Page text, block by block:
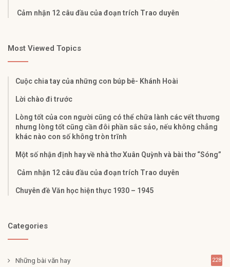
Cảm nhận 12 câu đầu của đoạn trích Trao duyên
Most Viewed Topics
Cuộc chia tay của những con búp bê- Khánh Hoài
Lời chào đi trước
Lòng tốt của con người cũng có thể chữa lành các vết thương
nhưng lòng tốt cũng cần đôi phần sắc sảo, nếu không chẳng
khác nào con số không tròn trĩnh
Một số nhận định hay về nhà thơ Xuân Quỳnh và bài thơ “Sóng”
Cảm nhận 12 câu đầu của đoạn trích Trao duyên
Chuyên đề Văn học hiện thực 1930 – 1945
Categories
Những bài văn hay 228